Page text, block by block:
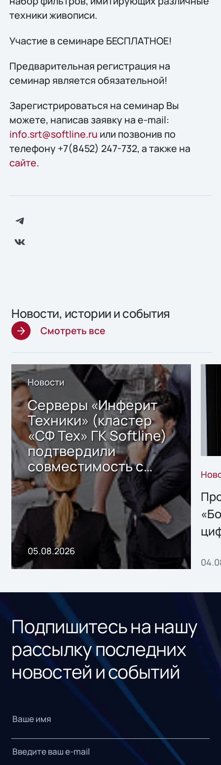
техники живописи.
Участие в семинаре БЕСПЛАТНОЕ!
Предварительная регистрация на
семинар является обязательной!
Зарегистрироваться на семинар Вы
можете, написав заявку на e-mail:
info.srt@softline.ru или позвонив по
телефону +7(8452) 247-732, а также на
сайте.
Новости, истории и события
Смотреть все
Новости
Серверы «Инферит
Техники» (кластер
«СФ Тех» ГК Softline)
подтвердили
совместимость с
решением Sharx
Storage 2.x для
хранения данных
05.08.2026
Подпишитесь на нашу
рассылку последних
новостей и событий